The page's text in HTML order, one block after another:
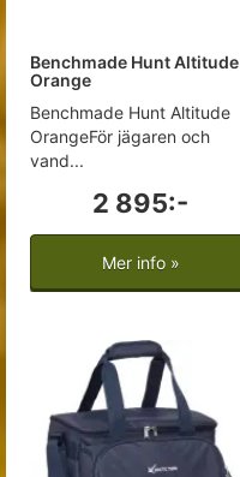
Benchmade Hunt Altitude
Orange
Benchmade Hunt Altitude
OrangeFör jägaren och
vand...
2 895:-
Mer info »